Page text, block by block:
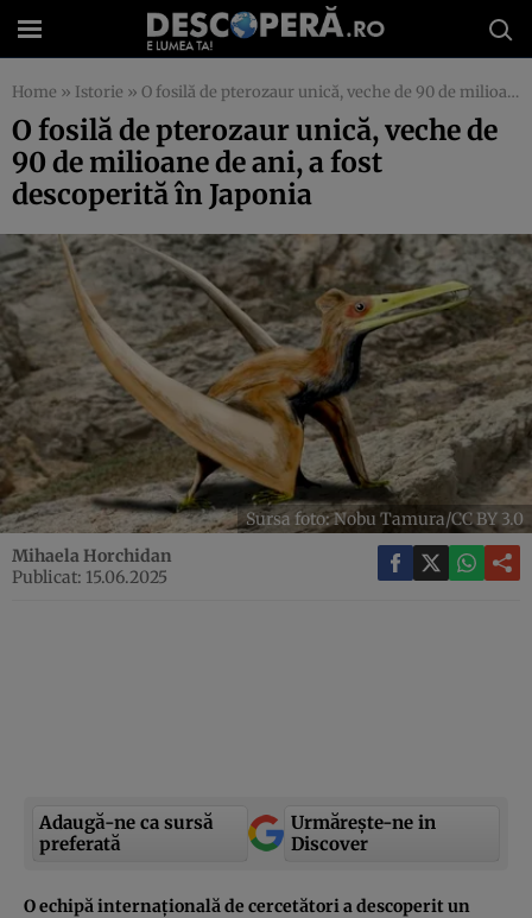
Home » Istorie » O fosilă de pterozaur unică, veche de 90 de milioane de ani, a fost descoperită în Japonia
O fosilă de pterozaur unică, veche de
90 de milioane de ani, a fost
descoperită în Japonia
Sursa foto: Nobu Tamura/CC BY 3.0
Mihaela Horchidan
Publicat: 15.06.2025
Adaugă-ne ca sursă
preferată
Urmărește-ne in
Discover
O echipă internațională de cercetători a descoperit un